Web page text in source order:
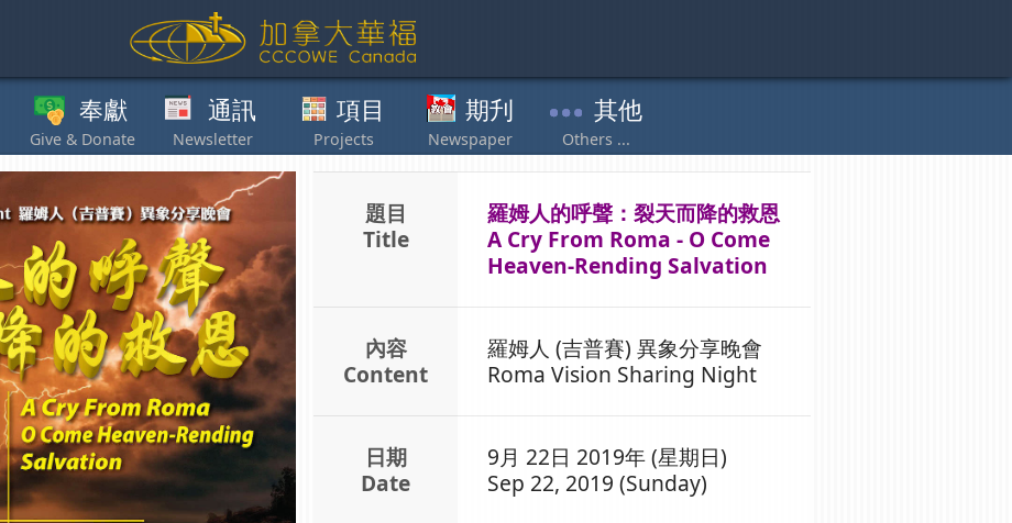
奉獻 通訊 項目 期刋 其他
題目
Title
羅姆人的呼聲：裂天而降的救恩
A Cry From Roma - O Come
Heaven-Rending Salvation
內容
Content
羅姆人 (吉普賽) 異象分享晚會
Roma Vision Sharing Night
日期
Date
9月 22日 2019年 (星期日)
Sep 22, 2019 (Sunday)